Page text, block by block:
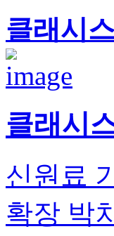
클래시
클래시
신원료
확장 박